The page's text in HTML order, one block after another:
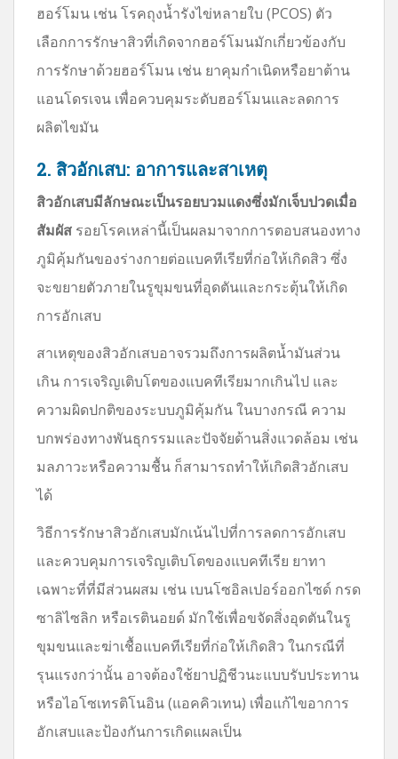
ฮอร์โมน เช่น โรคถุงน้ำรังไข่หลายใบ (PCOS) ตัว
เลือกการรักษาสิวที่เกิดจากฮอร์โมนมักเกี่ยวข้องกับ
การรักษาด้วยฮอร์โมน เช่น ยาคุมกำเนิดหรือยาต้าน
แอนโดรเจน เพื่อควบคุมระดับฮอร์โมนและลดการ
ผลิตไขมัน
2. สิวอักเสบ: อาการและสาเหตุ
สิวอักเสบมีลักษณะเป็นรอยบวมแดงซึ่งมักเจ็บปวดเมื่อ
สัมผัส รอยโรคเหล่านี้เป็นผลมาจากการตอบสนองทาง
ภูมิคุ้มกันของร่างกายต่อแบคทีเรียที่ก่อให้เกิดสิว ซึ่ง
จะขยายตัวภายในรูขุมขนที่อุดตันและกระตุ้นให้เกิด
การอักเสบ
สาเหตุของสิวอักเสบอาจรวมถึงการผลิตน้ำมันส่วน
เกิน การเจริญเติบโตของแบคทีเรียมากเกินไป และ
ความผิดปกติของระบบภูมิคุ้มกัน ในบางกรณี ความ
บกพร่องทางพันธุกรรมและปัจจัยด้านสิ่งแวดล้อม เช่น
มลภาวะหรือความชื้น ก็สามารถทำให้เกิดสิวอักเสบ
ได้
วิธีการรักษาสิวอักเสบมักเน้นไปที่การลดการอักเสบ
และควบคุมการเจริญเติบโตของแบคทีเรีย ยาทา
เฉพาะที่ที่มีส่วนผสม เช่น เบนโซอิลเปอร์ออกไซด์ กรด
ซาลิไซลิก หรือเรตินอยด์ มักใช้เพื่อขจัดสิ่งอุดตันในรู
ขุมขนและฆ่าเชื้อแบคทีเรียที่ก่อให้เกิดสิว ในกรณีที่
รุนแรงกว่านั้น อาจต้องใช้ยาปฏิชีวนะแบบรับประทาน
หรือไอโซเทรติโนอิน (แอคคิวเทน) เพื่อแก้ไขอาการ
อักเสบและป้องกันการเกิดแผลเป็น